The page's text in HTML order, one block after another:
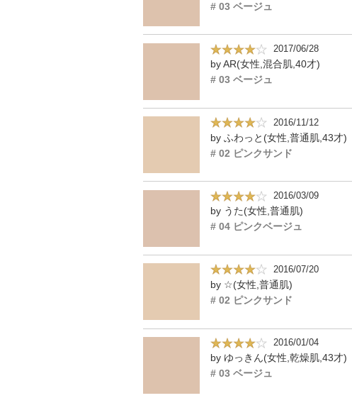
# 03 ベージュ
2017/06/28
by AR(女性,混合肌,40才)
# 03 ベージュ
2016/11/12
by ふわっと(女性,普通肌,43才)
# 02 ピンクサンド
2016/03/09
by うた(女性,普通肌)
# 04 ピンクベージュ
2016/07/20
by ☆(女性,普通肌)
# 02 ピンクサンド
2016/01/04
by ゆっきん(女性,乾燥肌,43才)
# 03 ベージュ